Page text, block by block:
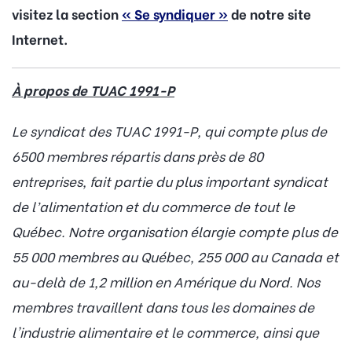
visitez la section« Se syndiquer » de notre site
Internet.
À propos de TUAC 1991-P
Le syndicat des TUAC 1991-P, qui compte plus de
6500 membres répartis dans près de 80
entreprises, fait partie du plus important syndicat
de l’alimentation et du commerce de tout le
Québec. Notre organisation élargie compte plus de
55 000 membres au Québec, 255 000 au Canada et
au-delà de 1,2 million en Amérique du Nord. Nos
membres travaillent dans tous les domaines de
l'industrie alimentaire et le commerce, ainsi que